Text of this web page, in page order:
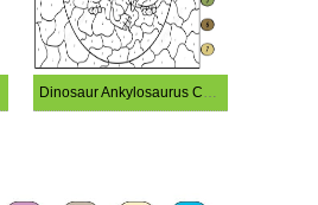
Dinosaur Ankylosaurus Coloriage Magique